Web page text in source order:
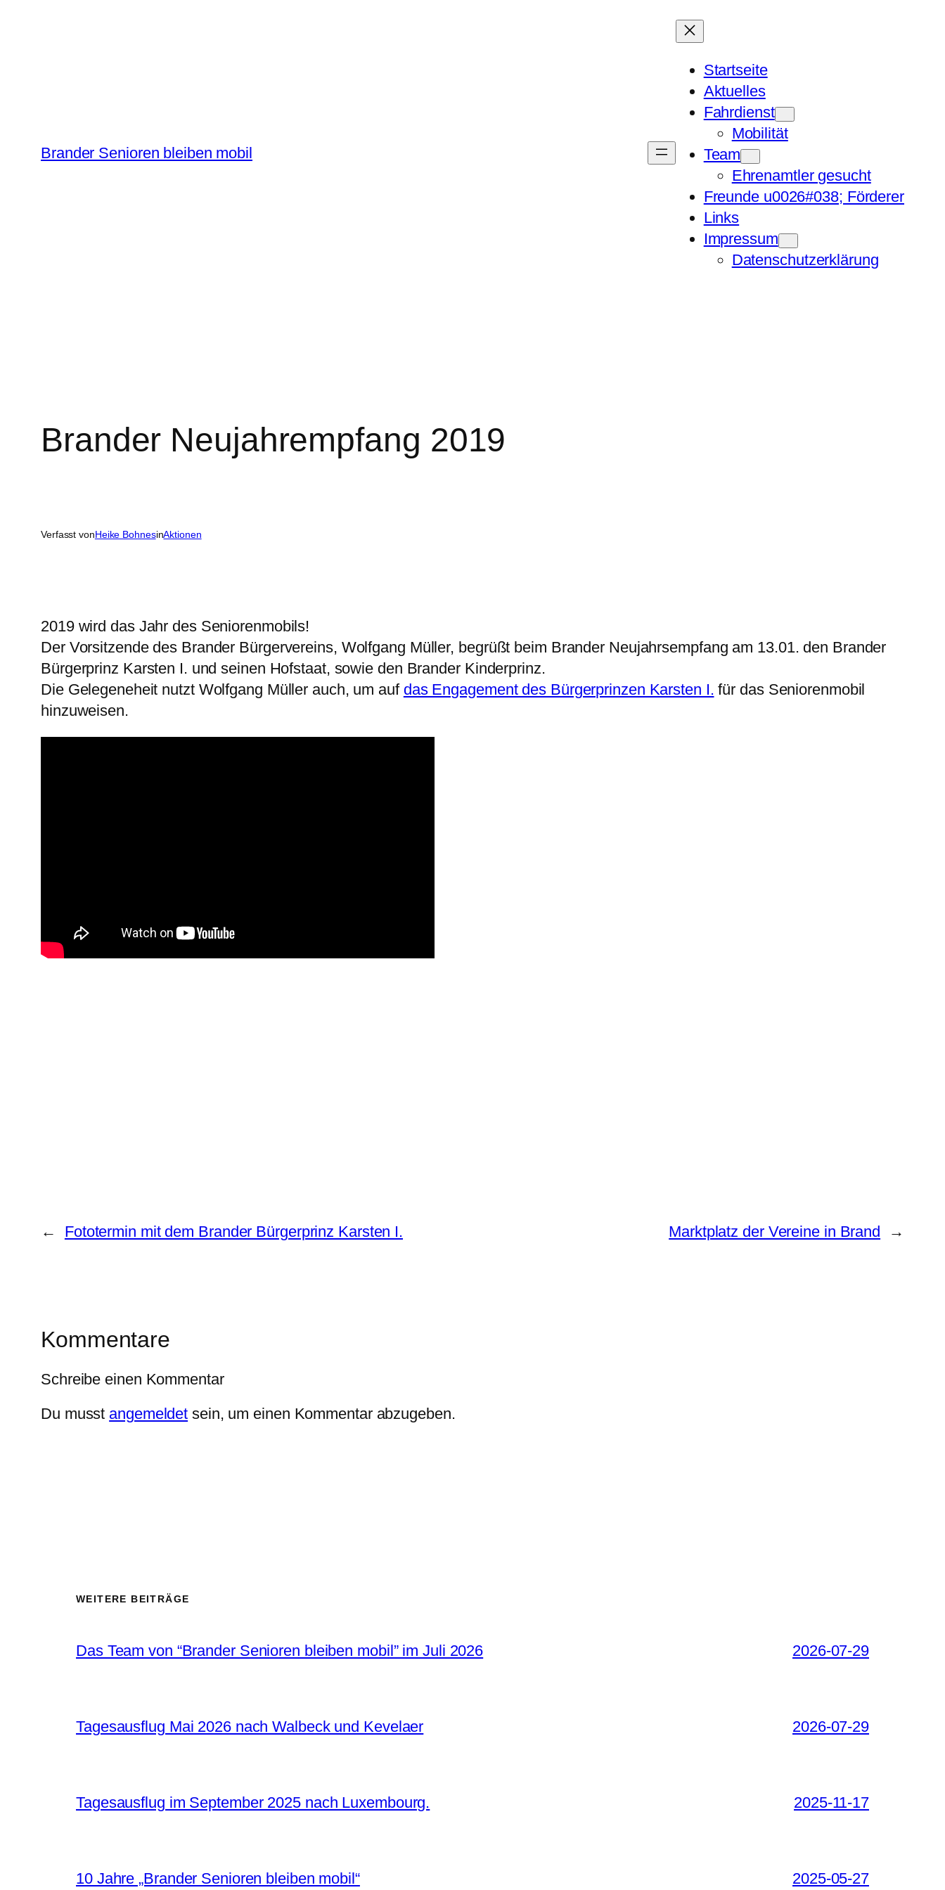
Brander Senioren bleiben mobil
Startseite
Aktuelles
Fahrdienst
Mobilität
Team
Ehrenamtler gesucht
Freunde u0026#038; Förderer
Links
Impressum
Datenschutzerklärung
Brander Neujahrempfang 2019
Verfasst vonHeike BohnesinAktionen
2019 wird das Jahr des Seniorenmobils!
Der Vorsitzende des Brander Bürgervereins, Wolfgang Müller, begrüßt beim Brander Neujahrsempfang am 13.01. den Brander
Bürgerprinz Karsten I. und seinen Hofstaat, sowie den Brander Kinderprinz.
Die Gelegeneheit nutzt Wolfgang Müller auch, um auf das Engagement des Bürgerprinzen Karsten I. für das Seniorenmobil
hinzuweisen.
← Fototermin mit dem Brander Bürgerprinz Karsten I. Marktplatz der Vereine in Brand →
Kommentare
Schreibe einen Kommentar
Du musst angemeldet sein, um einen Kommentar abzugeben.
WEITERE BEITRÄGE
Das Team von “Brander Senioren bleiben mobil” im Juli 2026 2026-07-29
Tagesausflug Mai 2026 nach Walbeck und Kevelaer 2026-07-29
Tagesausflug im September 2025 nach Luxembourg. 2025-11-17
10 Jahre „Brander Senioren bleiben mobil“ 2025-05-27